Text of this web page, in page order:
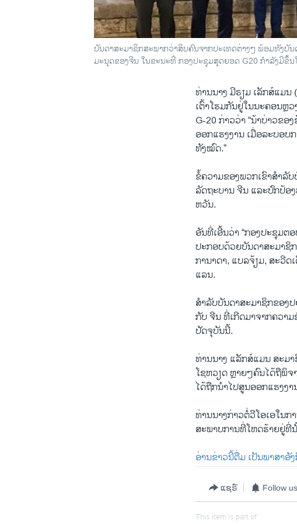
ບັນດາສະມາຊິກສະພາກວ່າສິບຄົນຈາກປະເທດຕ່າງໆ ພ້ອມທັງບັ
ມະນຸດຂອງຈີນ ໃນຂະນະທີ່ ກອງປະຊຸມສຸດຍອດ G20 ກຳລັງມີຂຶ້ນ
ທ່ານນາງ ມີຣຽມ ເລັກສ໌ແມ
ເຕົ້າໂຮມກັນຢູ່ໃນນະຄອນຫຼ
G-20 ກ່າວວ່າ “ນ້າບ່າວຂ
ອອກແຮງງານ ເມື່ອລະບອ
ທັງໝົດ.”
ຂໍ້ຄວາມຂອງພວກເຂົາສຳລັ
ລັດຖະບານ ຈີນ ແລະປົກປ້ອ
ຫວັນ.
ອັນທີ່ເອີ້ນວ່າ “ກອງປະຊຸມຕ
ປະກອບດ້ວຍບັນດາສະມາຊິ
ການາດາ, ແບລຈ້ຽມ, ສະວີດ
ແລນ.
ສຳລັບບັນດາສະມາຊິກຂອງ
ກັບ ຈີນ ທີ່ເກີດມາຈາກຄວາ
ປັດຈຸບັນນີ້.
ທ່ານນາງ ແລັກສ໌ແມນ ສະມ
ໂຊຫວຽດ ຫຼາຍໆຄົນໄດ້ຖືພິຈ
ໄດ້ຖືກນຳໄປສູນອອກແຮງງ
ທ່ານນາງກ່າວຕໍ່ວີໂອເອໃນ
ສະພາບການທີ່ໂຫດຮ້າຍຢູ່ທີ່
ອ່ານຂ່າວນີ້ຕື່ມ ເປັນພາສາອັ
ແຊຣ໌ Follow us
This item is part of